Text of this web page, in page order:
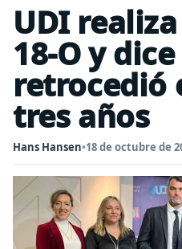
UDI
18-O y
retrocedió
tres años
Hans Hansen•18 de octubre de